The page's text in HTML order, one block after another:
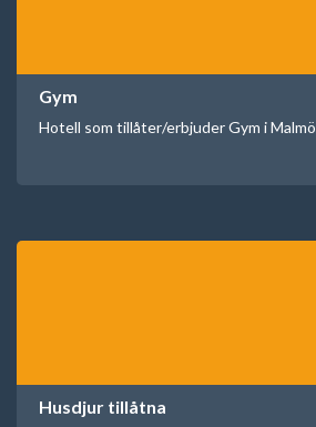
Gym
Hotell som tillåter/erbjuder Gym i Malmö
Husdjur tillåtna